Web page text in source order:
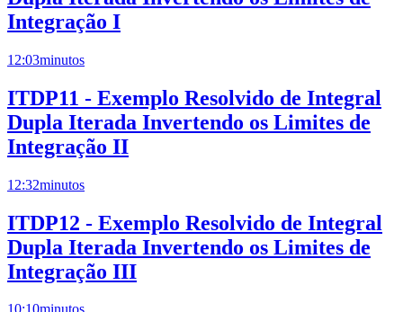
Integração I
12:03minutos
ITDP11 - Exemplo Resolvido de Integral
Dupla Iterada Invertendo os Limites de
Integração II
12:32minutos
ITDP12 - Exemplo Resolvido de Integral
Dupla Iterada Invertendo os Limites de
Integração III